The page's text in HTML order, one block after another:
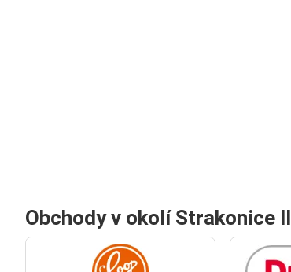
Obchody v okolí Strakonice II